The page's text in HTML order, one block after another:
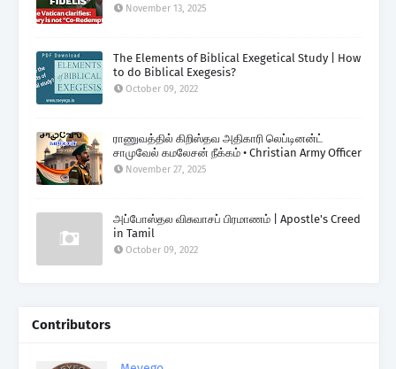
November 13, 2025
The Elements of Biblical Exegetical Study | How
to do Biblical Exegesis?
October 09, 2022
ராணுவத்தில் கிறிஸ்தவ அதிகாரி லெப்டினன்ட்
சாமுவேல் கமலேசன் நீக்கம் • Christian Army Officer
November 27, 2025
அப்போஸ்தல விசுவாசப் பிரமாணம் | Apostle's Creed
in Tamil
October 09, 2022
Contributors